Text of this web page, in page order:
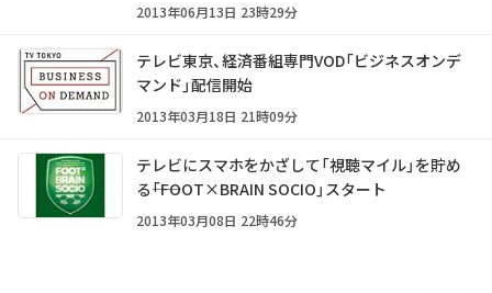
2013年06月13日 23時29分
テレビ東京、経済番組専門VOD「ビジネスオンデ
マンド」配信開始
2013年03月18日 21時09分
テレビにスマホをかざして「視聴マイル」を貯め
る――「FOOT×BRAIN SOCIO」スタート
2013年03月08日 22時46分